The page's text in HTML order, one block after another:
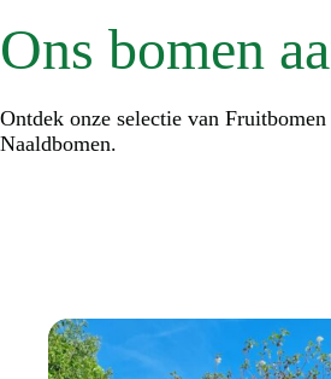
Ons bomen
Ontdek onze selectie van
Naaldbomen.